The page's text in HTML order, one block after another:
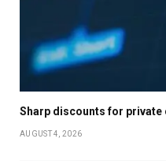
Sharp discounts for private
AUGUST 4, 2026